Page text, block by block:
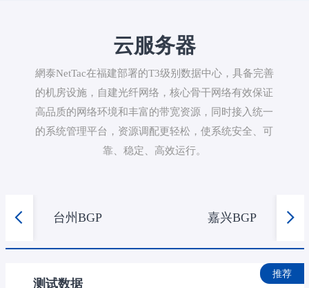
云服务器
網泰NetTac在福建部署的T3级别数据中心，具备完善
的机房设施，自建光纤网络，核心骨干网络有效保证
高品质的网络环境和丰富的带宽资源，同时接入统一
的系统管理平台，资源调配更轻松，使系统安全、可
靠、稳定、高效运行。
台州BGP 嘉兴BGP
测试数据
推荐